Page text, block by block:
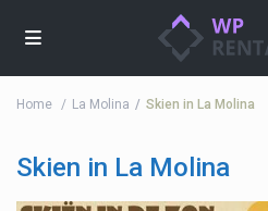
Home La Molina Skien in La Molina
Skien in La Molina